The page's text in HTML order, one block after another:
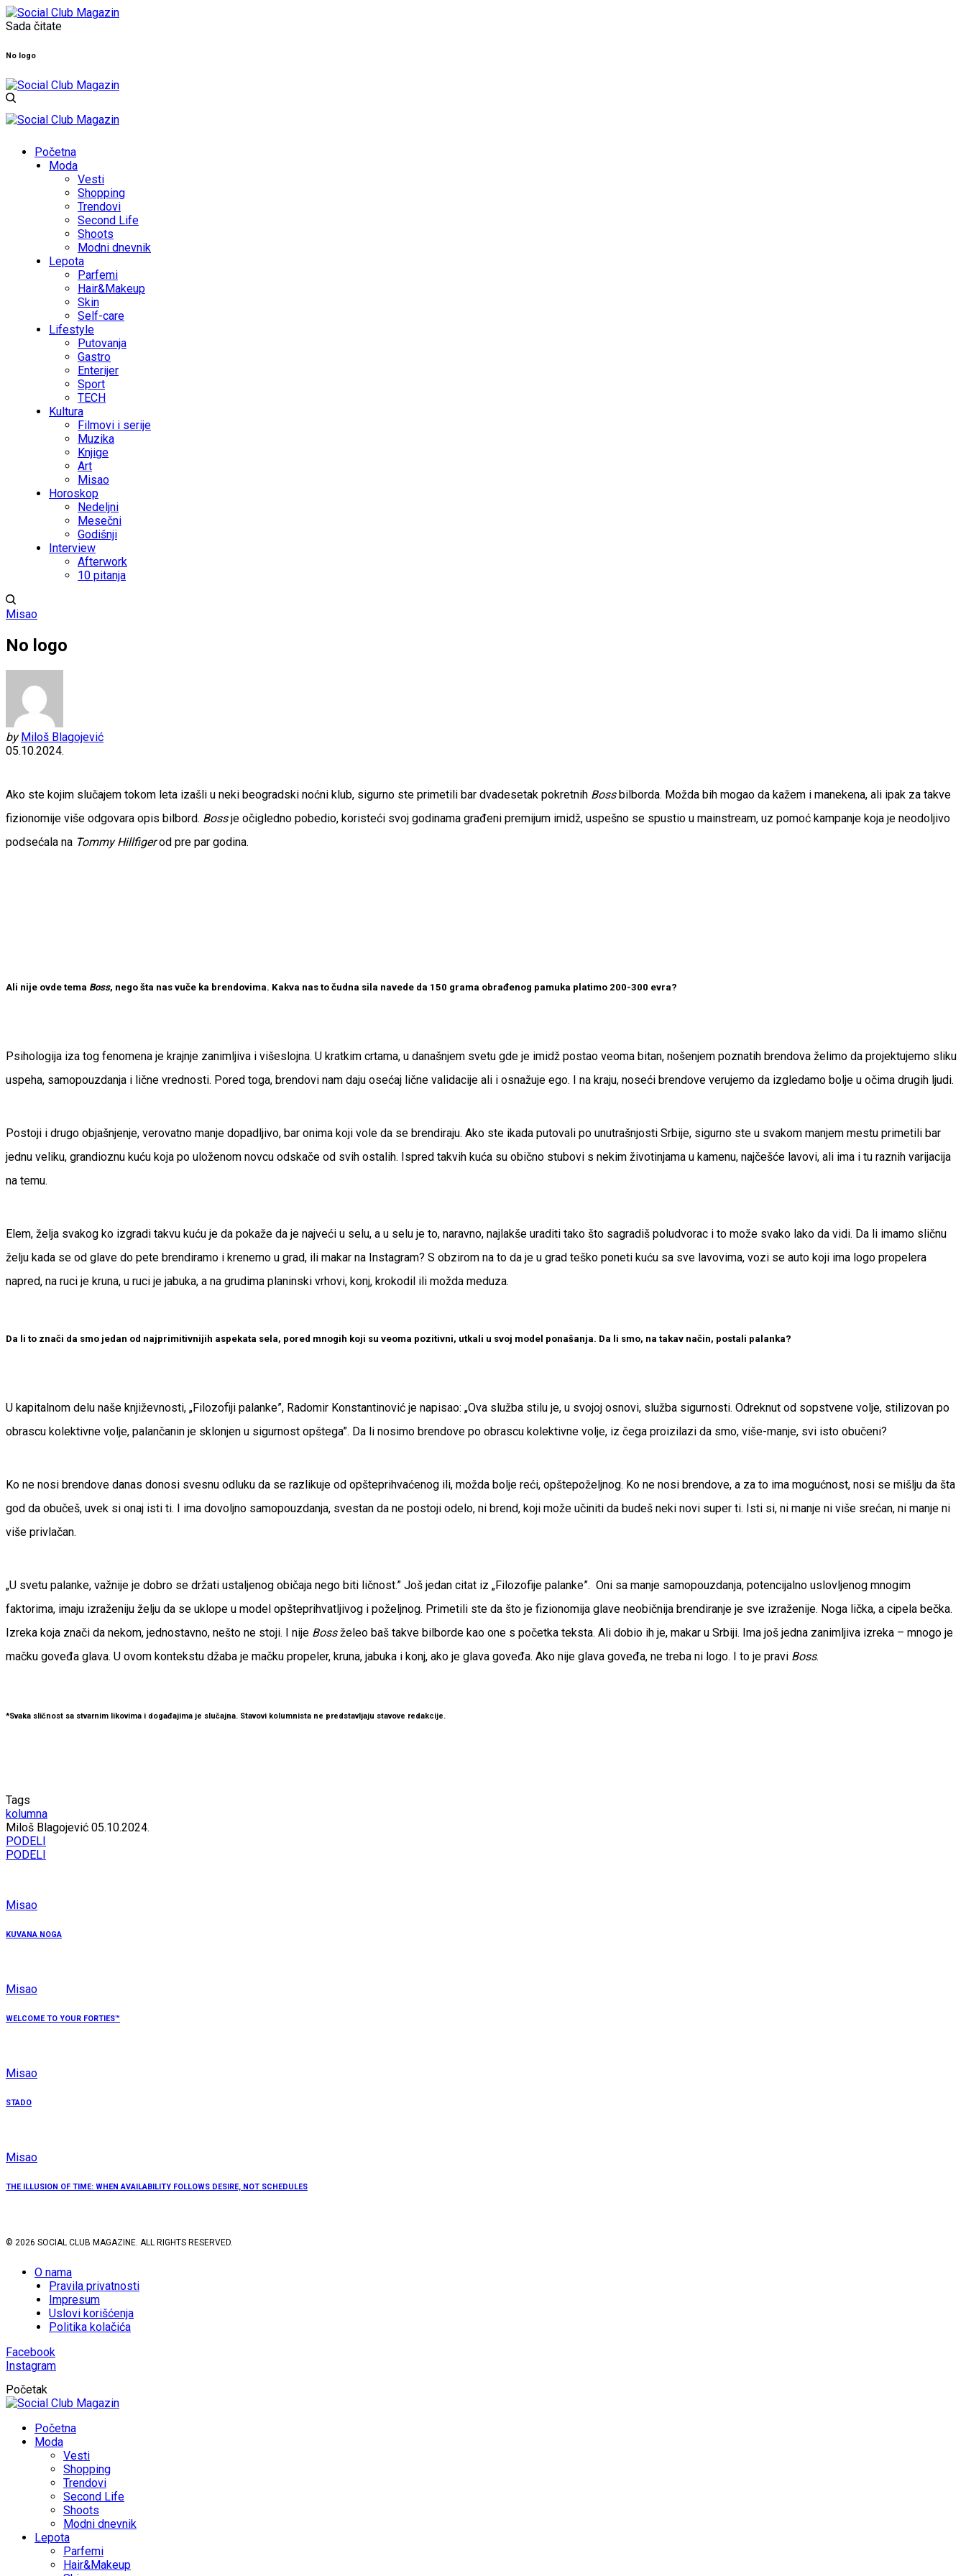
Sada čitate
No logo
Početna
Moda
Vesti
Shopping
Trendovi
Second Life
Shoots
Modni dnevnik
Lepota
Parfemi
Hair&Makeup
Skin
Self-care
Lifestyle
Putovanja
Gastro
Enterijer
Sport
TECH
Kultura
Filmovi i serije
Muzika
Knjige
Art
Misao
Horoskop
Nedeljni
Mesečni
Godišnji
Interview
Afterwork
10 pitanja
Misao
No logo
by Miloš Blagojević
05.10.2024.
Ako ste kojim slučajem tokom leta izašli u neki beogradski noćni klub, sigurno ste primetili bar dvadesetak pokretnih Bossbilborda. Možda bih mogao da kažem i manekena, ali ipak za takve
fizionomije više odgovara opis bilbord. Bossje očigledno pobedio, koristeći svoj godinama građeni premijum imidž, uspešno se spustio u mainstream, uz pomoć kampanje koja je neodoljivo
podsećala na Tommy Hillfigerod pre par godina.
Ali nije ovde tema Boss, nego šta nas vuče ka brendovima. Kakva nas to čudna sila navede da 150 grama obrađenog pamuka platimo 200-300 evra?
Psihologija iza tog fenomena je krajnje zanimljiva i višeslojna. U kratkim crtama, u današnjem svetu gde je imidž postao veoma bitan, nošenjem poznatih brendova želimo da projektujemo sliku
uspeha, samopouzdanja i lične vrednosti. Pored toga, brendovi nam daju osećaj lične validacije ali i osnažuje ego. I na kraju, noseći brendove verujemo da izgledamo bolje u očima drugih ljudi.
Postoji i drugo objašnjenje, verovatno manje dopadljivo, bar onima koji vole da se brendiraju. Ako ste ikada putovali po unutrašnjosti Srbije, sigurno ste u svakom manjem mestu primetili bar
jednu veliku, grandioznu kuću koja po uloženom novcu odskače od svih ostalih. Ispred takvih kuća su obično stubovi s nekim životinjama u kamenu, najčešće lavovi, ali ima i tu raznih varijacija
na temu.
Elem, želja svakog ko izgradi takvu kuću je da pokaže da je najveći u selu, a u selu je to, naravno, najlakše uraditi tako što sagradiš poludvorac i to može svako lako da vidi. Da li imamo sličnu
želju kada se od glave do pete brendiramo i krenemo u grad, ili makar na Instagram? S obzirom na to da je u grad teško poneti kuću sa sve lavovima, vozi se auto koji ima logo propelera
napred, na ruci je kruna, u ruci je jabuka, a na grudima planinski vrhovi, konj, krokodil ili možda meduza.
Da li to znači da smo jedan od najprimitivnijih aspekata sela, pored mnogih koji su veoma pozitivni, utkali u svoj model ponašanja. Da li smo, na takav način, postali palanka?
U kapitalnom delu naše književnosti, „Filozofiji palanke”, Radomir Konstantinović je napisao: „Ova služba stilu je, u svojoj osnovi, služba sigurnosti. Odreknut od sopstvene volje, stilizovan po
obrascu kolektivne volje, palančanin je sklonjen u sigurnost opštega”. Da li nosimo brendove po obrascu kolektivne volje, iz čega proizilazi da smo, više-manje, svi isto obučeni?
Ko ne nosi brendove danas donosi svesnu odluku da se razlikuje od opšteprihvaćenog ili, možda bolje reći, opštepoželjnog. Ko ne nosi brendove, a za to ima mogućnost, nosi se mišlju da šta
god da obučeš, uvek si onaj isti ti. I ima dovoljno samopouzdanja, svestan da ne postoji odelo, ni brend, koji može učiniti da budeš neki novi super ti. Isti si, ni manje ni više srećan, ni manje ni
više privlačan.
„U svetu palanke, važnije je dobro se držati ustaljenog običaja nego biti ličnost.” Još jedan citat iz „Filozofije palanke”. Oni sa manje samopouzdanja, potencijalno uslovljenog mnogim
faktorima, imaju izraženiju želju da se uklope u model opšteprihvatljivog i poželjnog. Primetili ste da što je fizionomija glave neobičnija brendiranje je sve izraženije. Noga lička, a cipela bečka.
Izreka koja znači da nekom, jednostavno, nešto ne stoji. I nije Bossželeo baš takve bilborde kao one s početka teksta. Ali dobio ih je, makar u Srbiji. Ima još jedna zanimljiva izreka – mnogo je
mačku goveđa glava. U ovom kontekstu džaba je mačku propeler, kruna, jabuka i konj, ako je glava goveđa. Ako nije glava goveđa, ne treba ni logo. I to je pravi Boss.
*Svaka sličnost sa stvarnim likovima i događajima je slučajna. Stavovi kolumnista ne predstavljaju stavove redakcije.
Tags
kolumna
Miloš Blagojević 05.10.2024.
PODELI
PODELI
Misao
KUVANA NOGA
Misao
WELCOME TO YOUR FORTIES™
Misao
STADO
Misao
THE ILLUSION OF TIME: WHEN AVAILABILITY FOLLOWS DESIRE, NOT SCHEDULES
© 2026 SOCIAL CLUB MAGAZINE. ALL RIGHTS RESERVED.
O nama
Pravila privatnosti
Impresum
Uslovi korišćenja
Politika kolačića
Facebook
Instagram
Početak
Početna
Moda
Vesti
Shopping
Trendovi
Second Life
Shoots
Modni dnevnik
Lepota
Parfemi
Hair&Makeup